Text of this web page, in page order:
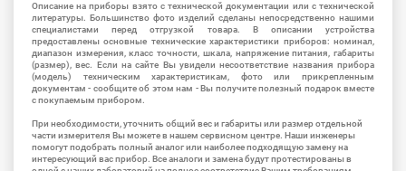
Описание на приборы взято с технической документации или с технической
литературы. Большинство фото изделий сделаны непосредственно нашими
специалистами перед отгрузкой товара. В описании устройства
предоставлены основные технические характеристики приборов: номинал,
диапазон измерения, класс точности, шкала, напряжение питания, габариты
(размер), вес. Если на сайте Вы увидели несоответствие названия прибора
(модель) техническим характеристикам, фото или прикрепленным
документам - сообщите об этом нам - Вы получите полезный подарок вместе
с покупаемым прибором.
При необходимости, уточнить общий вес и габариты или размер отдельной
части измерителя Вы можете в нашем сервисном центре. Наши инженеры
помогут подобрать полный аналог или наиболее подходящую замену на
интересующий вас прибор. Все аналоги и замена будут протестированы в